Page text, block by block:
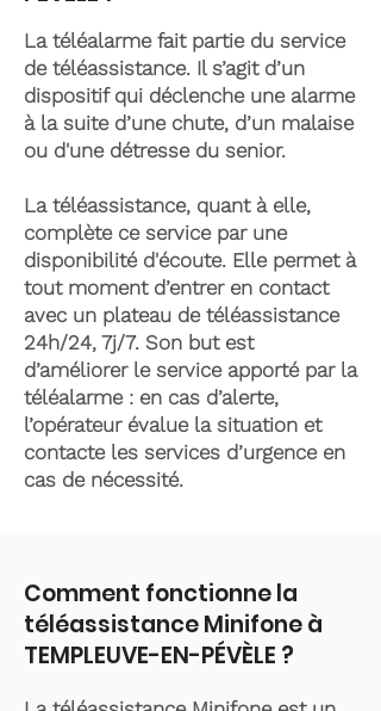
La téléalarme fait partie du service
de téléassistance. Il s’agit d’un
dispositif qui déclenche une alarme
à la suite d’une chute, d’un malaise
ou d'une détresse du senior.
La téléassistance, quant à elle,
complète ce service par une
disponibilité d'écoute. Elle permet à
tout moment d’entrer en contact
avec un plateau de téléassistance
24h/24, 7j/7. Son but est
d’améliorer le service apporté par la
téléalarme : en cas d’alerte,
l’opérateur évalue la situation et
contacte les services d’urgence en
cas de nécessité.
Comment fonctionne la
téléassistance Minifone à
TEMPLEUVE-EN-PÉVÈLE ?